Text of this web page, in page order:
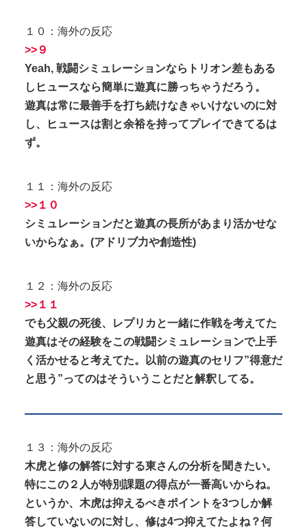
１０：海外の反応
>>９
Yeah, 戦闘シミュレーションならトリオン差もある
しヒュースなら簡単に遊真に勝っちゃうだろう。
遊真は常に最善手を打ち続けなきゃいけないのに対
し、ヒュースは割と余裕を持ってプレイできてるは
ず。
１１：海外の反応
>>１０
シミュレーションだと遊真の長所があまり活かせな
いからなぁ。(アドリブ力や創造性)
１２：海外の反応
>>１１
でも父親の死後、レプリカと一緒に作戦を考えてた
遊真はその経験をこの戦闘シミュレーションで上手
く活かせると考えてた。以前の遊真のセリフ”得意だ
と思う”ってのはそういうことだと解釈してる。
１３：海外の反応
木虎と修の解答に対する東さんの分析を聞きたい。
特にこの２人が特別課題の得点が一番高いからね。
というか、木虎は抑えるべきポイントを3つしか解
答していないのに対し、修は4つ抑えてたよね？何